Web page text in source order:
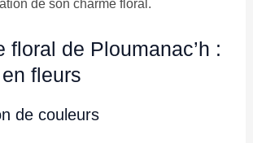
de son charme floral.
floral de Ploumanac’h :
fleurs
de couleurs